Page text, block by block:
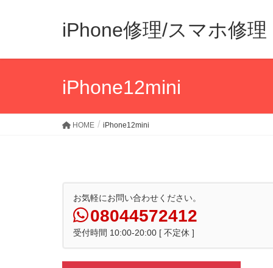
iPhone修理/スマホ修
iPhone12mini
HOME iPhone12mini
お気軽にお問い合わせください。
08044572412
受付時間 10:00-20:00 [ 不定休 ]